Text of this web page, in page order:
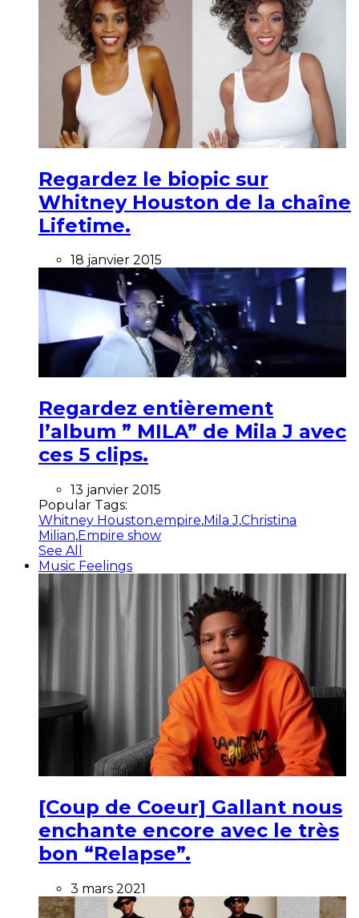
Regardez le biopic sur
Whitney Houston de la chaîne
Lifetime.
18 janvier 2015
Regardez entièrement
l’album ” MILA” de Mila J avec
ces 5 clips.
13 janvier 2015
Popular Tags:
Whitney Houston,empire,Mila J,Christina
Milian,Empire show
See All
Music Feelings
[Coup de Coeur] Gallant nous
enchante encore avec le très
bon “Relapse”.
3 mars 2021